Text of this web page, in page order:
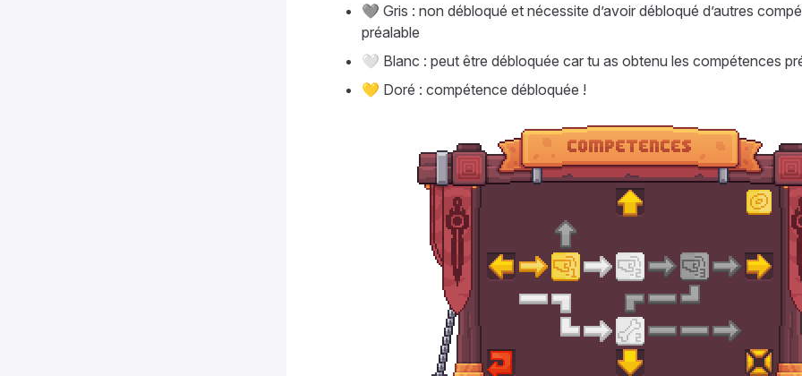
🩶 Gris : non débloqué et nécessite d’avoir débloqué d’autres
préalable
🤍 Blanc : peut être débloquée car tu as obtenu les compétences
💛 Doré : compétence débloquée !